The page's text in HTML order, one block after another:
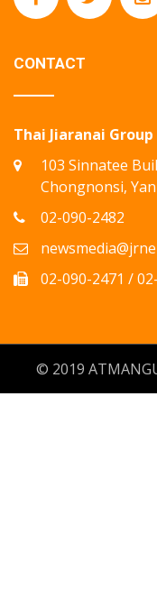
CONTACT
Thai Jiaranai Group
103 Sinnatee
Chongnonsi,
02-090-2482
02-090-2471 /
© 2019